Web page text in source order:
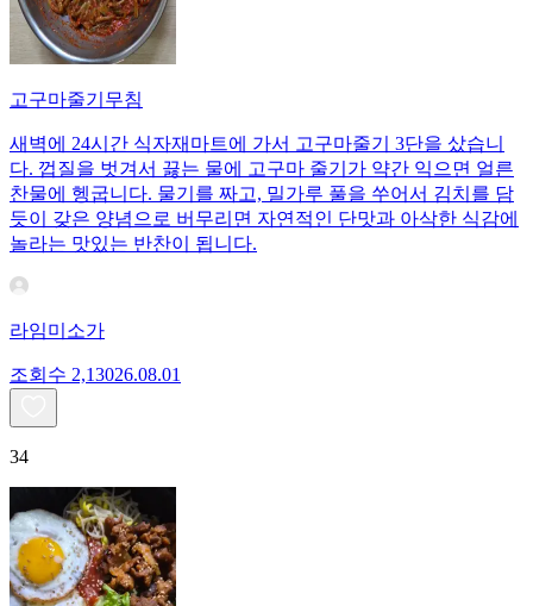
고구마줄기무침
새벽에 24시간 식자재마트에 가서 고구마줄기 3단을 샀습니
다. 껍질을 벗겨서 끓는 물에 고구마 줄기가 약간 익으면 얼른
찬물에 헹굽니다. 물기를 짜고, 밀가루 풀을 쑤어서 김치를 담
듯이 갖은 양념으로 버무리면 자연적인 단맛과 아삭한 식감에
놀라는 맛있는 반찬이 됩니다.
라임미소가
조회수 2,13026.08.01
34